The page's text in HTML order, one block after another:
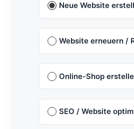
Neue Website
Website erneuern /
Online-Shop
SEO / Website